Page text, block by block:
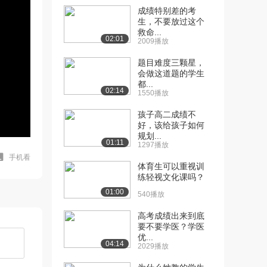
手机看
02:01
成绩特别差的考
生，不要放过这个
救命...
2009播放
02:14
题目难度三颗星，
会做这道题的学生
都...
1550播放
01:11
孩子高二成绩不
好，该给孩子如何
规划...
1297播放
01:00
体育生可以重视训
练轻视文化课吗？
540播放
04:14
高考成绩出来到底
要不要学医？学医
优...
2029播放